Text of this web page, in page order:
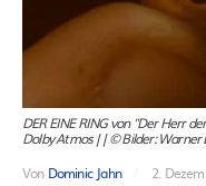
DER EINE RING von "Der Herr
Dolby Atmos || © Bilder: Warner
Von Dominic Jahn 2.